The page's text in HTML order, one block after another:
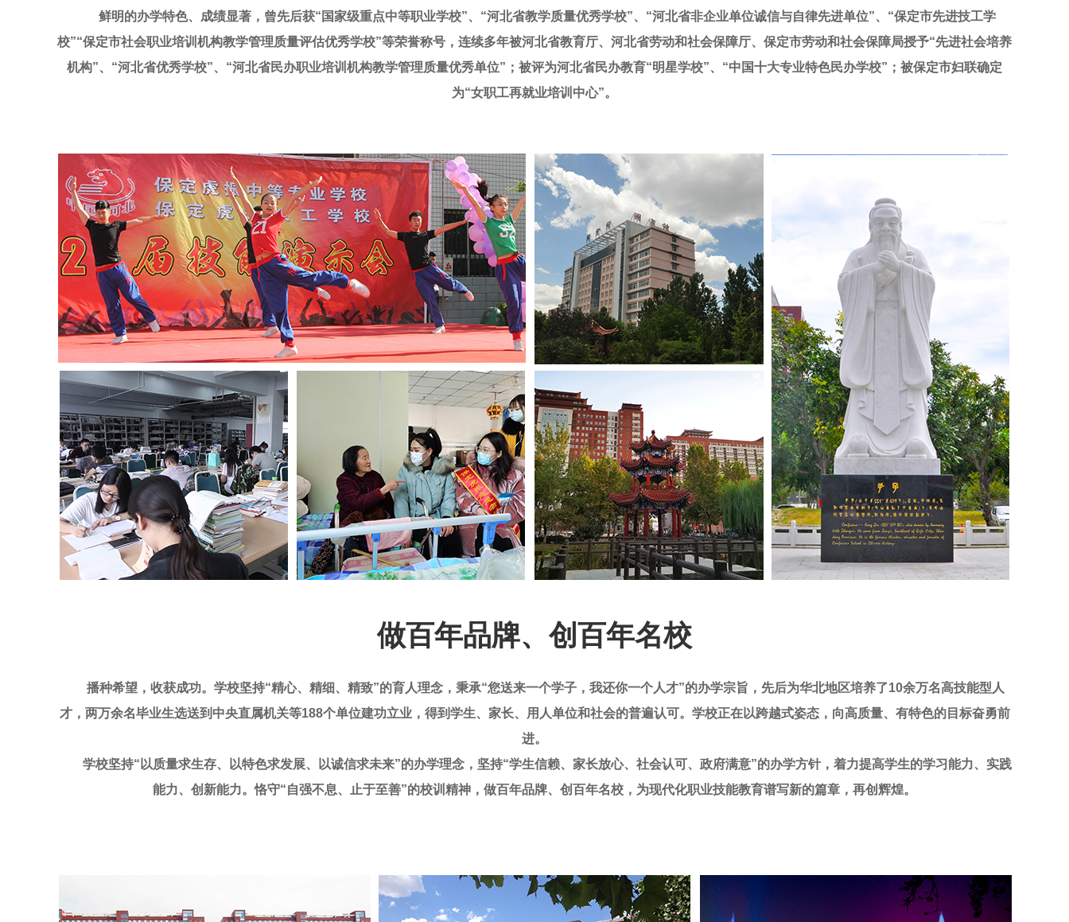
鲜明的办学特色、成绩显著，曾先后获“国家级重点中等职业学校”、“河北省教学质量优秀学校”、“河北省非企业单位诚信与自律先进单位”、“保定市先进技工学
校”“保定市社会职业培训机构教学管理质量评估优秀学校”等荣誉称号，连续多年被河北省教育厅、河北省劳动和社会保障厅、保定市劳动和社会保障局授予“先进社会培养
机构”、“河北省优秀学校”、“河北省民办职业培训机构教学管理质量优秀单位”；被评为河北省民办教育“明星学校”、“中国十大专业特色民办学校”；被保定市妇联确定
为“女职工再就业培训中心”。
做百年品牌、创百年名校
播种希望，收获成功。学校坚持“精心、精细、精致”的育人理念，秉承“您送来一个学子，我还你一个人才”的办学宗旨，先后为华北地区培养了10余万名高技能型人
才，两万余名毕业生选送到中央直属机关等188个单位建功立业，得到学生、家长、用人单位和社会的普遍认可。学校正在以跨越式姿态，向高质量、有特色的目标奋勇前
进。
学校坚持“以质量求生存、以特色求发展、以诚信求未来”的办学理念，坚持“学生信赖、家长放心、社会认可、政府满意”的办学方针，着力提高学生的学习能力、实践
能力、创新能力。恪守“自强不息、止于至善”的校训精神，做百年品牌、创百年名校，为现代化职业技能教育谱写新的篇章，再创辉煌。